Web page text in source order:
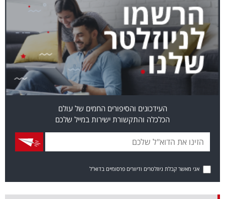
מייל
אדום
אחרינו:
העידכונים והסיפורים החמים של עולם
הכלכלה והתקשורת ישירות במייל שלכם
אני מאשר קבלת ניוזלטרים ודיוורים פרסומיים בדוא"ל